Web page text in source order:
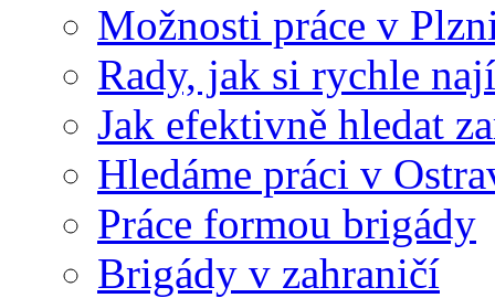
Možnosti práce v
Rady, jak si rychle
Jak efektivně hledat
Hledáme práci v
Práce formou brigády
Brigády v zahraničí